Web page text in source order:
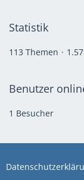
Statistik
113 Themen
Benutzer
1 Besucher